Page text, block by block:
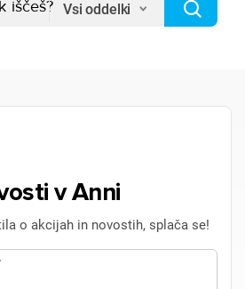
Vsi oddelki
v Anni
o akcijah in novostih, splača se!